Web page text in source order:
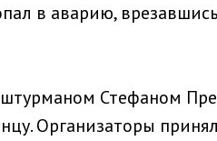
в аварию,
Стефаном
Организаторы